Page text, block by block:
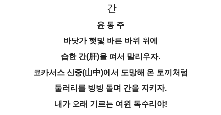
간
윤 동 주
바닷가 햇빛 바른 바위 위에
습한 간(肝)을 펴서 말리우자.
코카서스 산중(山中)에서 도망해 온 토끼처럼
둘러리를 빙빙 돌며 간을 지키자.
내가 오래 기르는 여윈 독수리야!